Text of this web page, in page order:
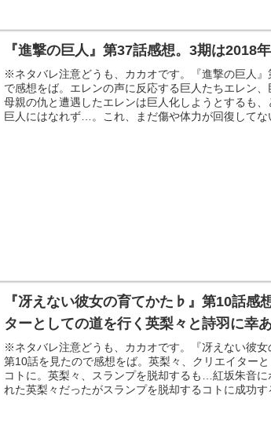
『進撃の巨人』第37話感想。3期は2018
※ネタバレ注意どうも、カカオです。『進撃の巨人
で感想をば。エレンの声に反応する巨人たちエレン、
母親の仇と遭遇したエレンは巨人化しようとするも
巨人にはなれず…。これ、まだ傷や体力が回復してな
『冴えない彼女の育てかた♭』第10話感
ターとしての道を行く英梨々と詩羽に幸
※ネタバレ注意どうも、カカオです。『冴えない彼女
第10話を見たので感想をば。英梨々、クリエイターと
コトに。英梨々、スランプを脱却するも…紅坂朱音に
れた英梨々だったがスランプを脱却するコトに成功す